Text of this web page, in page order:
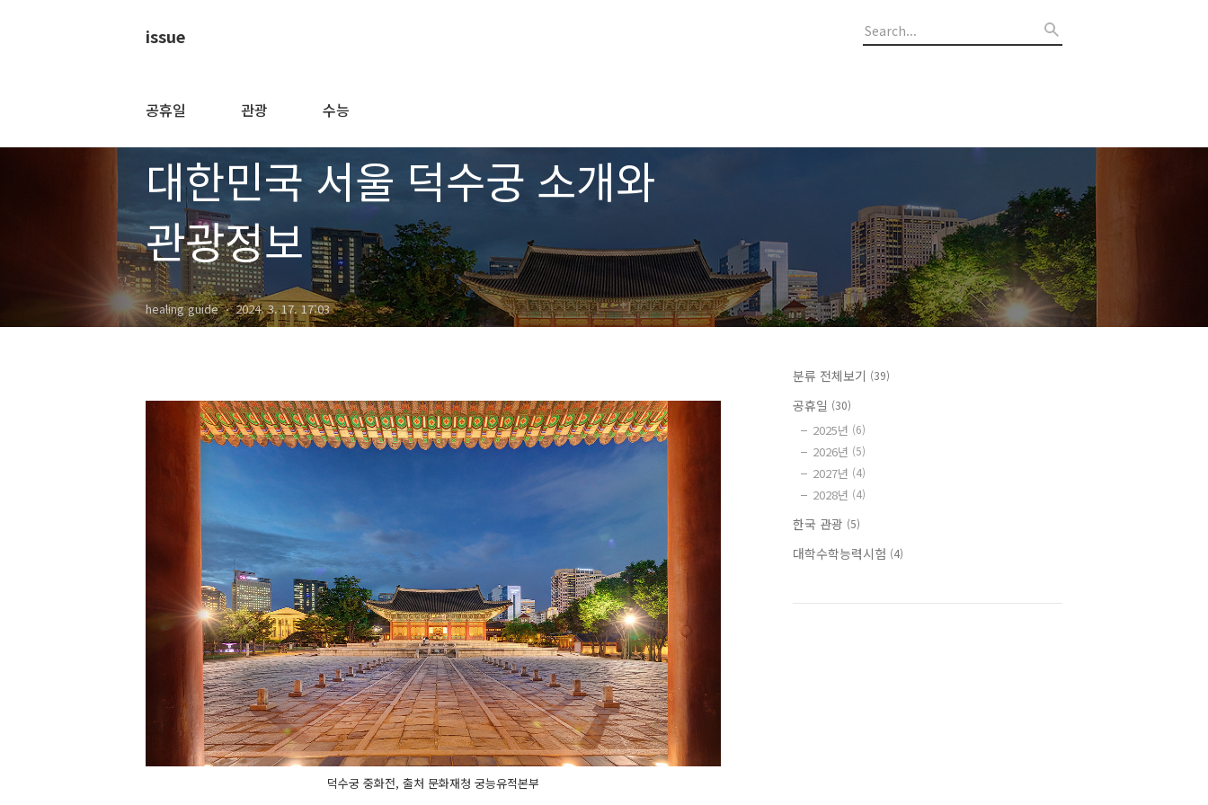
issue
공휴일 관광 수능
대한민국 서울 덕수궁 소개와
관광정보
healing guide 2024. 3. 17. 17:03
덕수궁 중화전, 출처 문화재청 궁능유적본부
분류 전체보기 (39)
공휴일 (30)
2025년 (6)
2026년 (5)
2027년 (4)
2028년 (4)
한국 관광 (5)
대학수학능력시험 (4)